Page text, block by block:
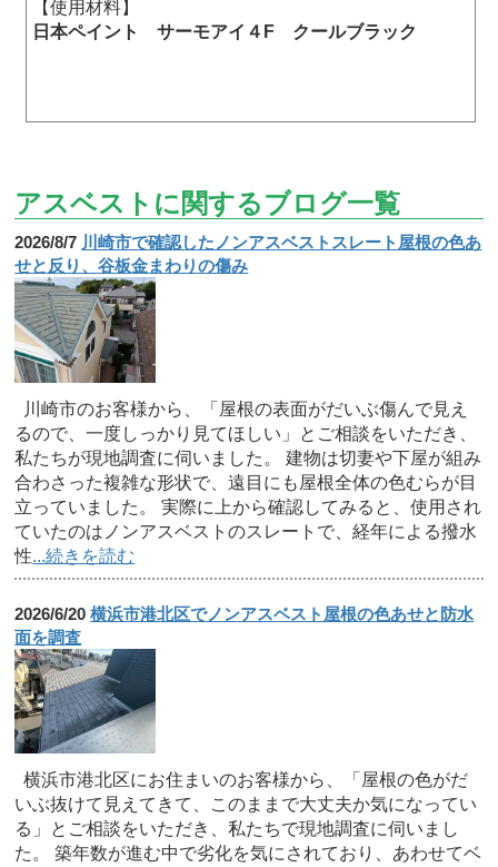
【使用材料】
日本ペイント サーモアイ４F クールブラック
アスベストに関するブログ一覧
2026/8/7 川崎市で確認したノンアスベストスレート屋根の色あ
せと反り、谷板金まわりの傷み
川崎市のお客様から、「屋根の表面がだいぶ傷んで見え
るので、一度しっかり見てほしい」とご相談をいただき、
私たちが現地調査に伺いました。 建物は切妻や下屋が組み
合わさった複雑な形状で、遠目にも屋根全体の色むらが目
立っていました。 実際に上から確認してみると、使用され
ていたのはノンアスベストのスレートで、経年による撥水
性...続きを読む
2026/6/20横浜市港北区でノンアスベスト屋根の色あせと防水
面を調査
横浜市港北区にお住まいのお客様から、「屋根の色がだ
いぶ抜けて見えてきて、このままで大丈夫か気になってい
る」とご相談をいただき、私たちで現地調査に伺いまし
た。 築年数が進む中で劣化を気にされており、あわせてベ